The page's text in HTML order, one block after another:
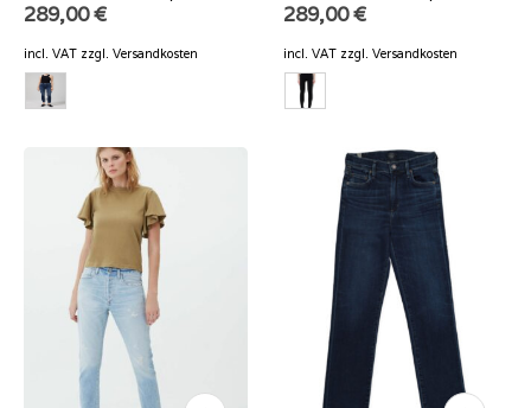
289,00€
incl. VAT zzgl. Versandkosten
289,00€
incl. VAT zzgl. Versandkosten